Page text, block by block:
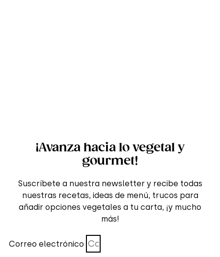
¡Avanza hacia lo vegetal y
gourmet!
Suscríbete a nuestra newsletter y recibe todas
nuestras recetas, ideas de menú, trucos para
añadir opciones vegetales a tu carta, ¡y mucho
más!
Correo electrónico